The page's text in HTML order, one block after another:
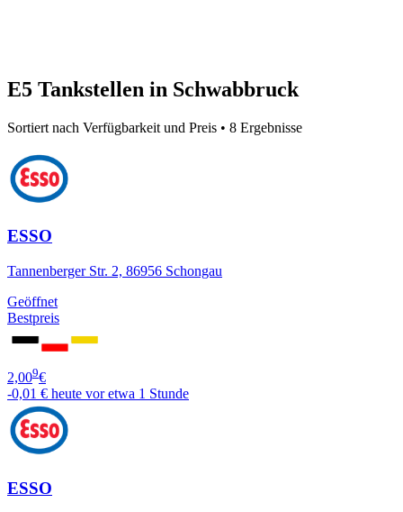
E5 Tankstellen in Schwabbruck
Sortiert nach Verfügbarkeit und Preis • 8 Ergebnisse
ESSO
Tannenberger Str. 2, 86956 Schongau
Geöffnet
Bestpreis
2,009€
-0,01 € heute vor etwa 1 Stunde
ESSO